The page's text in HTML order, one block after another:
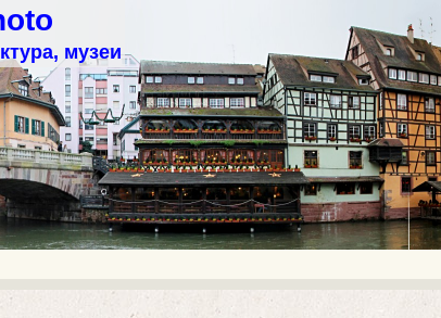
музеи